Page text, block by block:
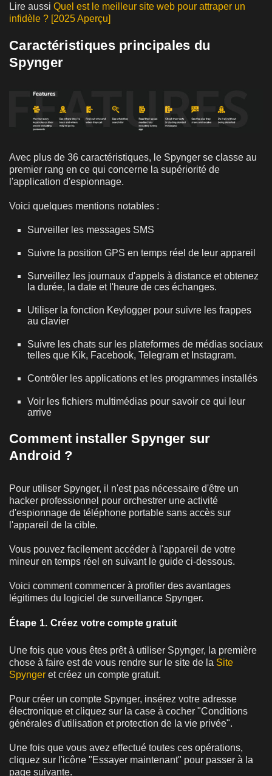
Lire aussi Quel est le meilleur site web pour attraper un
infidèle ? [2025 Aperçu]
Caractéristiques principales du
Spynger
Avec plus de 36 caractéristiques, le Spynger se classe au
premier rang en ce qui concerne la supériorité de
l'application d'espionnage.
Voici quelques mentions notables :
Surveiller les messages SMS
Suivre la position GPS en temps réel de leur appareil
Surveillez les journaux d'appels à distance et obtenez
la durée, la date et l'heure de ces échanges.
Utiliser la fonction Keylogger pour suivre les frappes
au clavier
Suivre les chats sur les plateformes de médias sociaux
telles que Kik, Facebook, Telegram et Instagram.
Contrôler les applications et les programmes installés
Voir les fichiers multimédias pour savoir ce qui leur
arrive
Comment installer Spynger sur
Android ?
Pour utiliser Spynger, il n'est pas nécessaire d'être un
hacker professionnel pour orchestrer une activité
d'espionnage de téléphone portable sans accès sur
l'appareil de la cible.
Vous pouvez facilement accéder à l'appareil de votre
mineur en temps réel en suivant le guide ci-dessous.
Voici comment commencer à profiter des avantages
légitimes du logiciel de surveillance Spynger.
Étape 1. Créez votre compte gratuit
Une fois que vous êtes prêt à utiliser Spynger, la première
chose à faire est de vous rendre sur le site de la Site
Spynger et créez un compte gratuit.
Pour créer un compte Spynger, insérez votre adresse
électronique et cliquez sur la case à cocher "Conditions
générales d'utilisation et protection de la vie privée".
Une fois que vous avez effectué toutes ces opérations,
cliquez sur l'icône "Essayer maintenant" pour passer à la
page suivante.